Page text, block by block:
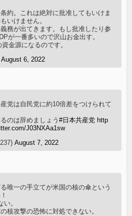
約。これは絶対に批准してもいけま
いけません。
務が出てきます。もし批准したり参
が一番多いので沢山お金出す。
金源になるのです。
August 6, 2022
党は自民党に約10倍差をつけられて
のは辞めましょう#日本共産党 http
J03NXAa1sw
August 7, 2022
唯一の手立てが米国の核の傘という
。
核攻撃の恐怖に対処できない。